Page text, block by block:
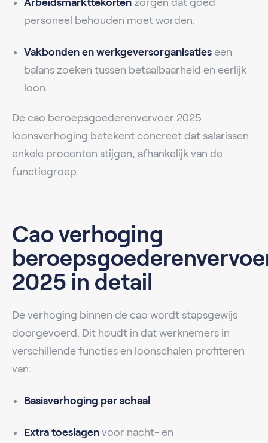
personeel behouden moet worden.
Vakbonden en werkgeversorganisaties een
balans zoeken tussen betaalbaarheid en eerlijk
loon.
De cao beroepsgoederenvervoer 2025
loonsverhoging betekent concreet dat salarissen
enkele procenten stijgen, afhankelijk van de
functiegroep.
Cao verhoging
2025 in detail
De verhoging binnen de cao wordt stapsgewijs
doorgevoerd. Dit houdt in dat werknemers in
verschillende functies en loonschalen profiteren
van:
Basisverhoging per schaal
Extra toeslagen voor nacht- en